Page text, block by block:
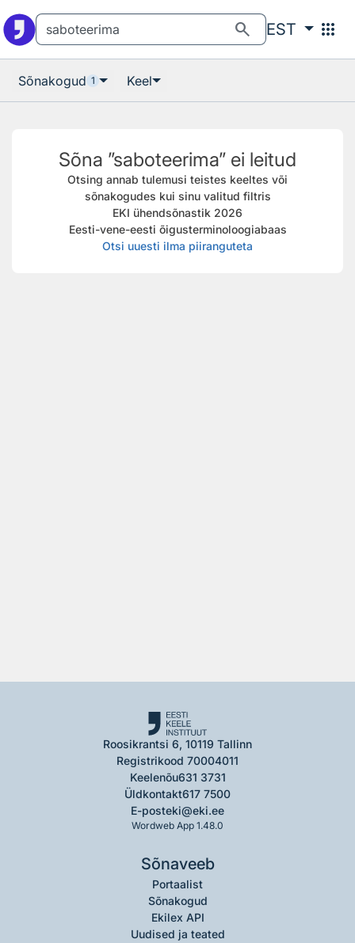
search EST apps
Sõnakogud 1 Keel
Sõna ”saboteerima” ei leitud
Otsing annab tulemusi teistes keeltes või
sõnakogudes kui sinu valitud filtris
EKI ühendsõnastik 2026
Eesti-vene-eesti õigusterminoloogiabaas
Otsi uuesti ilma piiranguteta
Roosikrantsi 6, 10119 Tallinn
Registrikood 70004011
Keelenõu631 3731
Üldkontakt617 7500
E-posteki@eki.ee
Wordweb App 1.48.0
Sõnaveeb
Portaalist
Sõnakogud
Ekilex API
Uudised ja teated